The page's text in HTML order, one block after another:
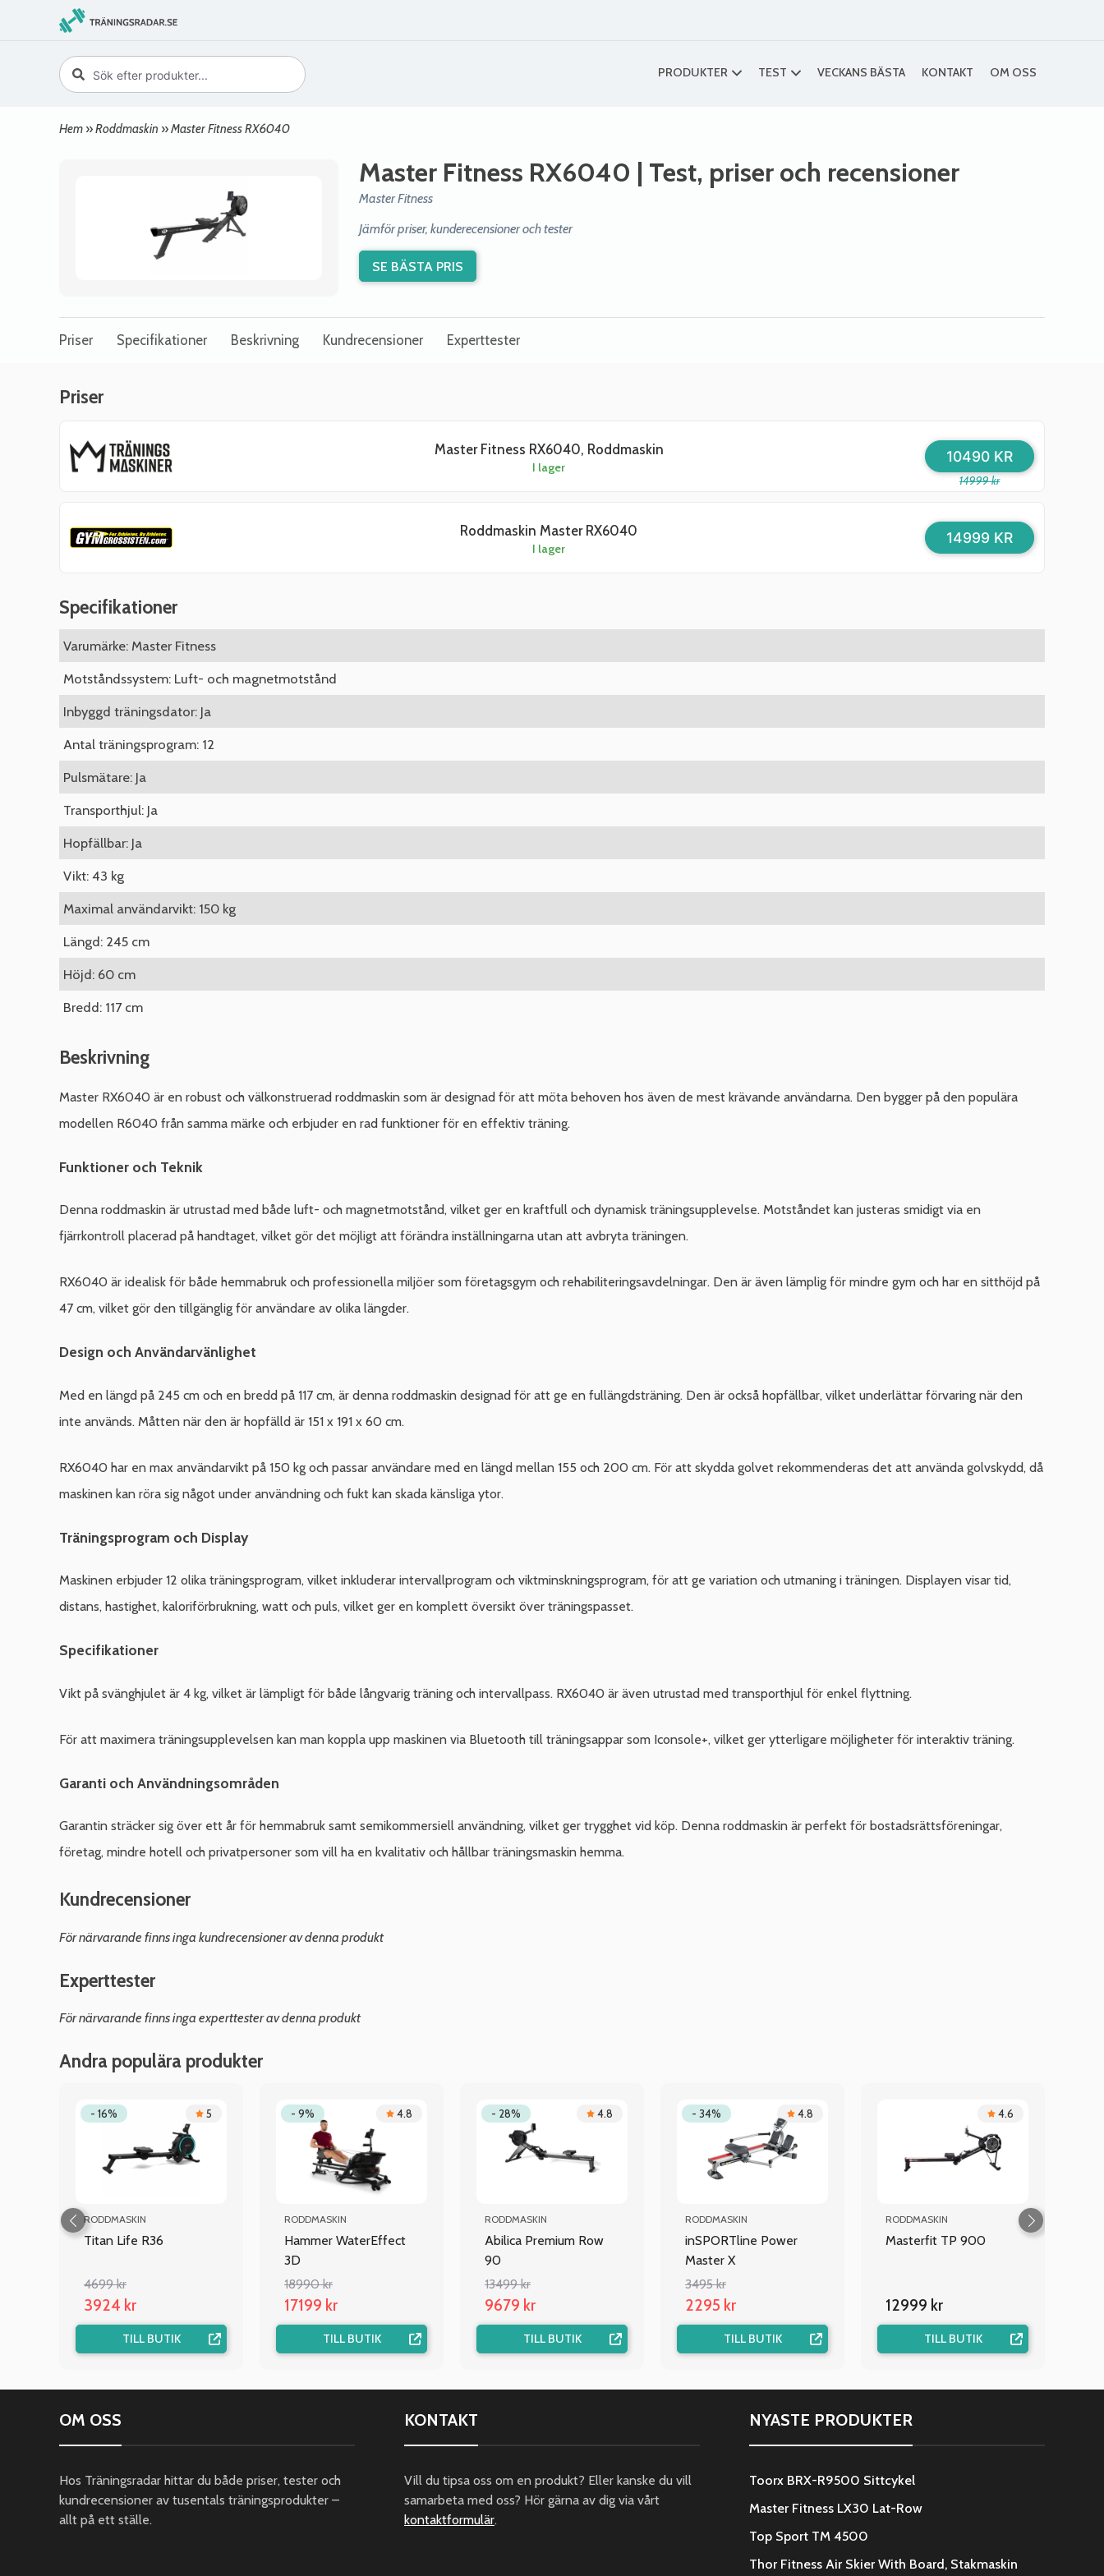
PRODUKTER TEST VECKANS BÄSTA KONTAKT OM OSS
Hem »Roddmaskin »Master Fitness RX6040
Master Fitness RX6040 | Test, priser och recensioner
Master Fitness
Jämför priser, kunderecensioner och tester
SE BÄSTA PRIS
Priser Specifikationer Beskrivning Kundrecensioner Experttester
Priser
Master Fitness RX6040, Roddmaskin
I lager
14999 kr
10490 KR
Roddmaskin Master RX6040
I lager
14999 KR
Specifikationer
Varumärke: Master Fitness
Motståndssystem: Luft- och magnetmotstånd
Inbyggd träningsdator: Ja
Antal träningsprogram: 12
Pulsmätare: Ja
Transporthjul: Ja
Hopfällbar: Ja
Vikt: 43 kg
Maximal användarvikt: 150 kg
Längd: 245 cm
Höjd: 60 cm
Bredd: 117 cm
Beskrivning
Master RX6040 är en robust och välkonstruerad roddmaskin som är designad för att möta behoven hos även de mest krävande användarna. Den bygger på den populära
modellen R6040 från samma märke och erbjuder en rad funktioner för en effektiv träning.
Funktioner och Teknik
Denna roddmaskin är utrustad med både luft- och magnetmotstånd, vilket ger en kraftfull och dynamisk träningsupplevelse. Motståndet kan justeras smidigt via en
fjärrkontroll placerad på handtaget, vilket gör det möjligt att förändra inställningarna utan att avbryta träningen.
RX6040 är idealisk för både hemmabruk och professionella miljöer som företagsgym och rehabiliteringsavdelningar. Den är även lämplig för mindre gym och har en sitthöjd på
47 cm, vilket gör den tillgänglig för användare av olika längder.
Design och Användarvänlighet
Med en längd på 245 cm och en bredd på 117 cm, är denna roddmaskin designad för att ge en fullängdsträning. Den är också hopfällbar, vilket underlättar förvaring när den
inte används. Måtten när den är hopfälld är 151 x 191 x 60 cm.
RX6040 har en max användarvikt på 150 kg och passar användare med en längd mellan 155 och 200 cm. För att skydda golvet rekommenderas det att använda golvskydd, då
maskinen kan röra sig något under användning och fukt kan skada känsliga ytor.
Träningsprogram och Display
Maskinen erbjuder 12 olika träningsprogram, vilket inkluderar intervallprogram och viktminskningsprogram, för att ge variation och utmaning i träningen. Displayen visar tid,
distans, hastighet, kaloriförbrukning, watt och puls, vilket ger en komplett översikt över träningspasset.
Specifikationer
Vikt på svänghjulet är 4 kg, vilket är lämpligt för både långvarig träning och intervallpass. RX6040 är även utrustad med transporthjul för enkel flyttning.
För att maximera träningsupplevelsen kan man koppla upp maskinen via Bluetooth till träningsappar som Iconsole+, vilket ger ytterligare möjligheter för interaktiv träning.
Garanti och Användningsområden
Garantin sträcker sig över ett år för hemmabruk samt semikommersiell användning, vilket ger trygghet vid köp. Denna roddmaskin är perfekt för bostadsrättsföreningar,
företag, mindre hotell och privatpersoner som vill ha en kvalitativ och hållbar träningsmaskin hemma.
Kundrecensioner
För närvarande finns inga kundrecensioner av denna produkt
Experttester
För närvarande finns inga experttester av denna produkt
Andra populära produkter
- 16% 5
RODDMASKIN
Titan Life R36
4699 kr
3924 kr
TILL BUTIK
- 9% 4.8
RODDMASKIN
Hammer WaterEffect
3D
18990 kr
17199 kr
TILL BUTIK
- 28% 4.8
RODDMASKIN
Abilica Premium Row
90
13499 kr
9679 kr
TILL BUTIK
- 34% 4.8
RODDMASKIN
inSPORTline Power
Master X
3495 kr
2295 kr
TILL BUTIK
4.6
RODDMASKIN
Masterfit TP 900
12999 kr
TILL BUTIK
OM OSS
Hos Träningsradar hittar du både priser, tester och
kundrecensioner av tusentals träningsprodukter –
allt på ett ställe.
KONTAKT
Vill du tipsa oss om en produkt? Eller kanske du vill
samarbeta med oss? Hör gärna av dig via vårt
kontaktformulär.
NYASTE PRODUKTER
Toorx BRX-R9500 Sittcykel
Master Fitness LX30 Lat-Row
Top Sport TM 4500
Thor Fitness Air Skier With Board, Stakmaskin